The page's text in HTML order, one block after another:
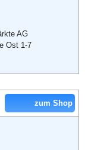
AG
Ost 1-7
94 94 9
zum Shop